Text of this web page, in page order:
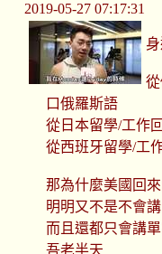
2019-05-27 07:17:31
口俄羅斯語
從日本留學/工作
從西班牙留學/工
那為什麼美國回
明明又不是不會
而且還都只會講
吾老半天